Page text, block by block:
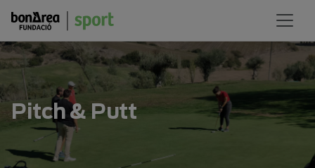
Pitch & Putt